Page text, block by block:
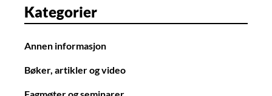
Kategorier
Annen informasjon
Bøker, artikler og video
Fagmøter og seminarer